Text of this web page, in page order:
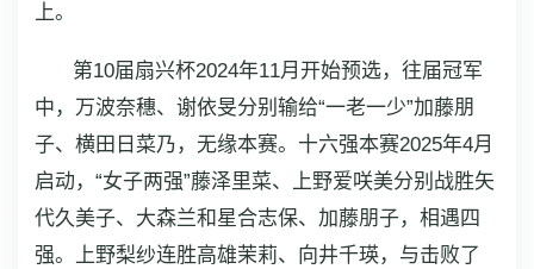
上。
第10届扇兴杯2024年11月开始预选，往届冠军
中，万波奈穗、谢依旻分别输给“一老一少”加藤朋
子、横田日菜乃，无缘本赛。十六强本赛2025年4月
启动，“女子两强”藤泽里菜、上野爱咲美分别战胜矢
代久美子、大森兰和星合志保、加藤朋子，相遇四
强。上野梨纱连胜高雄茉莉、向井千瑛，与击败了